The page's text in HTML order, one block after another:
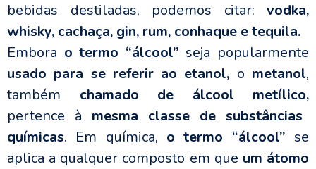
bebidas destiladas, podemos citar: vodka,
whisky, cachaça, gin, rum, conhaque e tequila.
Embora o termo “álcool” seja popularmente
usado para se referir ao etanol, o metanol,
também chamado de álcool metílico,
pertence à mesma classe de substâncias
químicas. Em química, o termo “álcool” se
aplica a qualquer composto em que um átomo